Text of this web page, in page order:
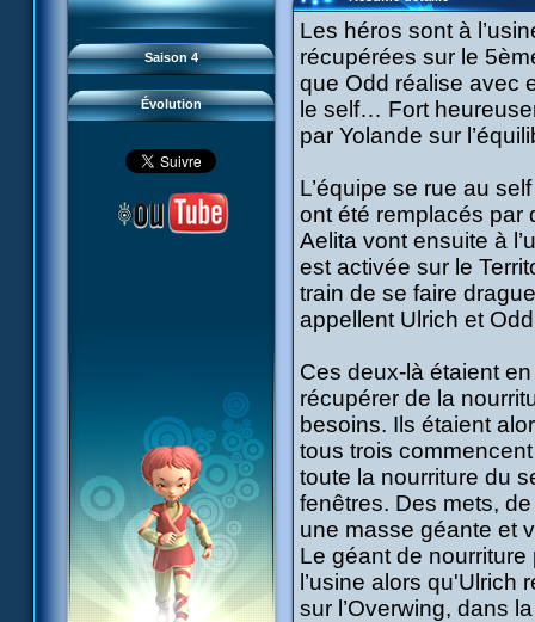
Saison 4
94 Contre-attaque
95 Souvenirs
Évolution
#21 - Faux-semblants
#22 - Mutinerie
#24 - Paradoxe temporel
#25 - Hécatombe
#26 - Ultime mission
Les héros sont à
récupérées sur le
que Odd réalise avec
le self… Fort
par Yolande sur
L’équipe se rue au
ont été remplacés
Aelita vont ensuite à
est activée sur le
train de se faire
appellent Ulrich et
Ces deux-là étaient
récupérer de la
besoins. Ils étaient
tous trois
toute la nourriture du
fenêtres. Des mets,
une masse géante et
Le géant de
l’usine alors qu'Ulrich
sur l’Overwing, dans